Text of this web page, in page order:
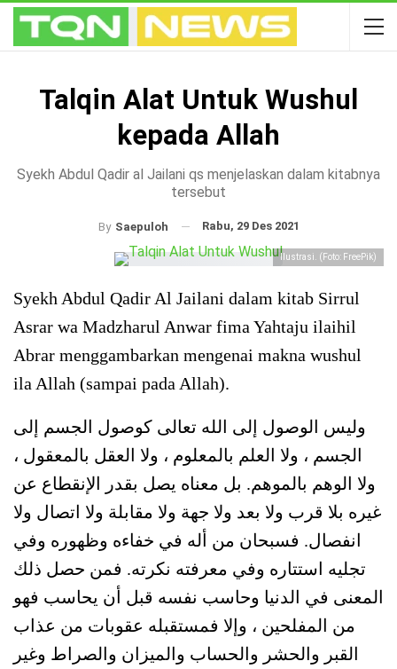
Talqin Alat Untuk Wushul
kepada Allah
Syekh Abdul Qadir al Jailani qs menjelaskan dalam kitabnya
tersebut
By Saepuloh Rabu, 29 Des 2021
Ilustrasi. (Foto: FreePik)
Syekh Abdul Qadir Al Jailani dalam kitab Sirrul
Asrar wa Madzharul Anwar fima Yahtaju ilaihil
Abrar menggambarkan mengenai makna wushul
ila Allah (sampai pada Allah).
وليس الوصول إلى الله تعالى كوصول الجسم إلى
الجسم ، ولا العلم بالمعلوم ، ولا العقل بالمعقول ،
ولا الوهم بالموهم. بل معناه يصل بقدر الإنقطاع عن
غيره بلا قرب ولا بعد ولا جهة ولا مقابلة ولا اتصال ولا
انفصال. فسبحان من أله في خفاءه وظهوره وفي
تجليه استتاره وفي معرفته نكرته. فمن حصل ذلك
المعنى في الدنيا وحاسب نفسه قبل أن يحاسب فهو
من المفلحين ، وإلا فمستقبله عقوبات من عذاب
القبر والحشر والحساب والميزان والصراط وغير